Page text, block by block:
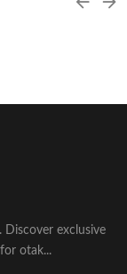
Discover exclusive
otak...